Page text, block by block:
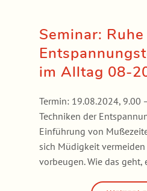
Seminar:
im Alltag 08-
Termin: 19.08.2024, 9.00
Techniken der
Einführung von
sich Müdigkeit
vorbeugen. Wie das geht,